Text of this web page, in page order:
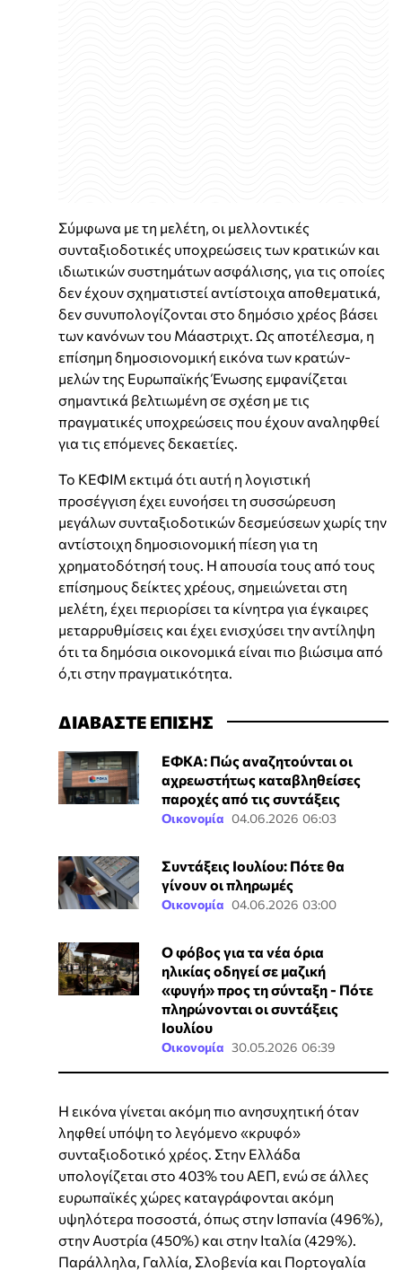
Σύμφωνα με τη μελέτη, οι μελλοντικές
συνταξιοδοτικές υποχρεώσεις των κρατικών και
ιδιωτικών συστημάτων ασφάλισης, για τις οποίες
δεν έχουν σχηματιστεί αντίστοιχα αποθεματικά,
δεν συνυπολογίζονται στο δημόσιο χρέος βάσει
των κανόνων του Μάαστριχτ. Ως αποτέλεσμα, η
επίσημη δημοσιονομική εικόνα των κρατών-
μελών της Ευρωπαϊκής Ένωσης εμφανίζεται
σημαντικά βελτιωμένη σε σχέση με τις
πραγματικές υποχρεώσεις που έχουν αναληφθεί
για τις επόμενες δεκαετίες.
Το ΚΕΦΙΜ εκτιμά ότι αυτή η λογιστική
προσέγγιση έχει ευνοήσει τη συσσώρευση
μεγάλων συνταξιοδοτικών δεσμεύσεων χωρίς την
αντίστοιχη δημοσιονομική πίεση για τη
χρηματοδότησή τους. Η απουσία τους από τους
επίσημους δείκτες χρέους, σημειώνεται στη
μελέτη, έχει περιορίσει τα κίνητρα για έγκαιρες
μεταρρυθμίσεις και έχει ενισχύσει την αντίληψη
ότι τα δημόσια οικονομικά είναι πιο βιώσιμα από
ό,τι στην πραγματικότητα.
ΔΙΑΒΑΣΤΕ ΕΠΙΣΗΣ
ΕΦΚΑ: Πώς αναζητούνται οι
αχρεωστήτως καταβληθείσες
παροχές από τις συντάξεις
Οικονομία 04.06.2026 06:03
Συντάξεις Ιουλίου: Πότε θα
γίνουν οι πληρωμές
Οικονομία 04.06.2026 03:00
Ο φόβος για τα νέα όρια
ηλικίας οδηγεί σε μαζική
«φυγή» προς τη σύνταξη - Πότε
πληρώνονται οι συντάξεις
Ιουλίου
Οικονομία 30.05.2026 06:39
Η εικόνα γίνεται ακόμη πιο ανησυχητική όταν
ληφθεί υπόψη το λεγόμενο «κρυφό»
συνταξιοδοτικό χρέος. Στην Ελλάδα
υπολογίζεται στο 403% του ΑΕΠ, ενώ σε άλλες
ευρωπαϊκές χώρες καταγράφονται ακόμη
υψηλότερα ποσοστά, όπως στην Ισπανία (496%),
στην Αυστρία (450%) και στην Ιταλία (429%).
Παράλληλα, Γαλλία, Σλοβενία και Πορτογαλία